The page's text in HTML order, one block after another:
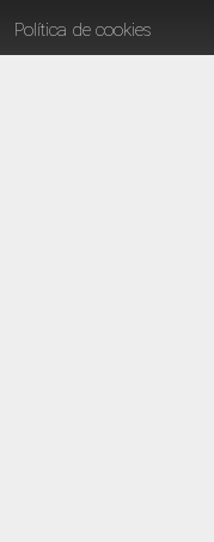
Política de cookies